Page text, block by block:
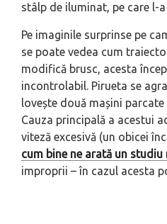
stâlp de iluminat, pe care l-
Pe imaginile surprinse pe
se poate vedea cum
modifică brusc, acesta
incontrolabil. Pirueta se
lovește două mașini
Cauza principală a acestui
viteză excesivă (un obicei
cum bine ne arată un studiu
improprii – în cazul acesta